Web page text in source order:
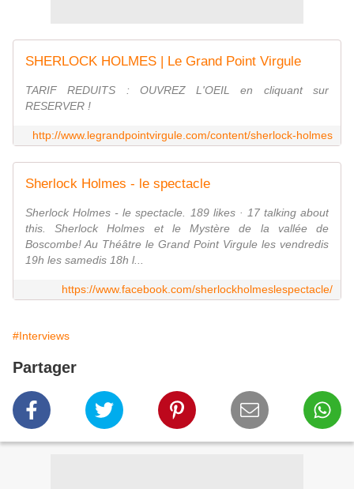
SHERLOCK HOLMES | Le Grand Point Virgule
TARIF REDUITS : OUVREZ L'OEIL en cliquant sur
RESERVER !
http://www.legrandpointvirgule.com/content/sherlock-holmes
Sherlock Holmes - le spectacle
Sherlock Holmes - le spectacle. 189 likes · 17 talking about
this. Sherlock Holmes et le Mystère de la vallée de
Boscombe! Au Théâtre le Grand Point Virgule les vendredis
19h les samedis 18h l...
https://www.facebook.com/sherlockholmeslespectacle/
#Interviews
Partager